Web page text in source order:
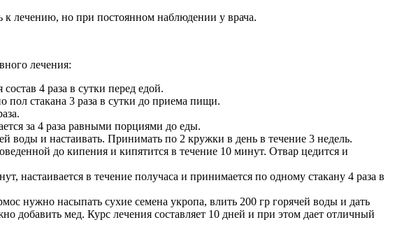
к лечению, но при постоянном наблюдении у врача.
лечения:
4 раза в сутки перед едой.
пол стакана 3 раза в сутки до приема пищи.
за 4 раза равными порциями до еды.
воды и настаивать. Принимать по 2 кружки в день в течение 3 недель.
до кипения и кипятится в течение 10 минут. Отвар цедится и
настаивается в течение получаса и принимается по одному стакану 4 раза в
нужно насыпать сухие семена укропа, влить 200 гр горячей воды и дать
добавить мед. Курс лечения составляет 10 дней и при этом дает отличный